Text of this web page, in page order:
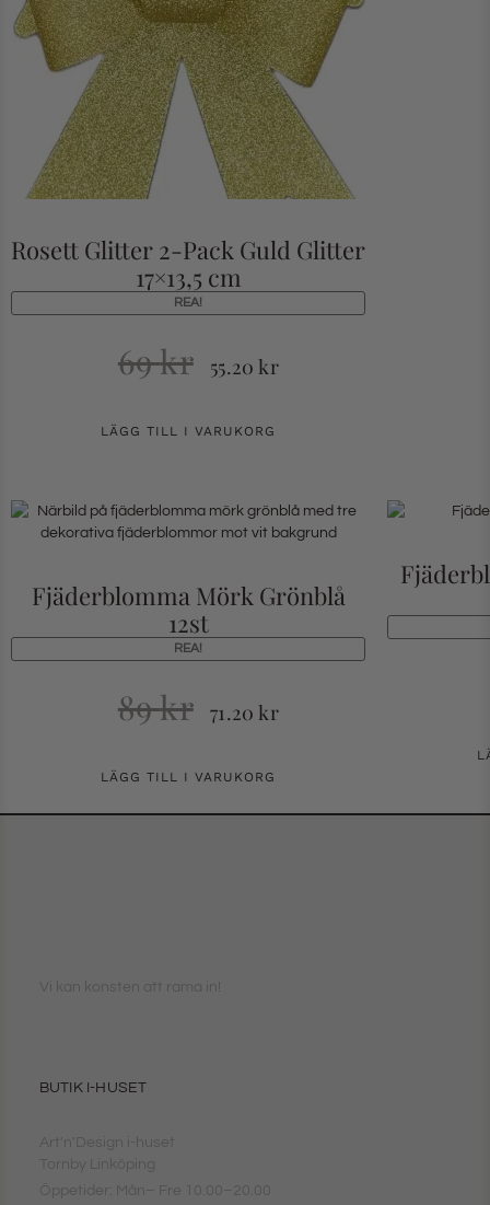
Rosett Glitter 2-Pack Guld Glitter
17×13,5 cm
REA!
69kr 55.20kr
LÄGG TILL I VARUKORG
Fjäderblomma Mörk Grönblå
12st
REA!
89kr 71.20kr
LÄGG TILL I VARUKORG
Vi kan konsten att rama in!
BUTIK I-HUSET
Art'n'Design i-huset
Tornby Linköping
Öppetider: Mån– Fre 10.00–20.00